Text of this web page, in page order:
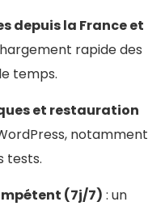
depuis la France et
rapide des
temps.
et restauration
notamment
tests.
(7j/7) : un